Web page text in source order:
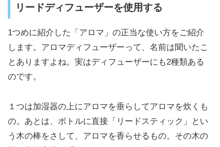
リードディフューザーを使用する
1つめに紹介した「アロマ」の正当な使い方をご紹介
します。アロマディフューザーって、名前は聞いたこ
とありますよね。実はディフューザーにも2種類ある
のです。
１つは加湿器の上にアロマを垂らしてアロマを炊くも
の。あとは、ボトルに直接「リードスティック」とい
う木の棒をさして、アロマを香らせるもの。その木の